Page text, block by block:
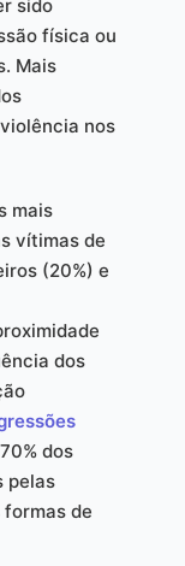
sido
física ou
Mais
nos
mais
vítimas de
(20%) e
dos
dos
pelas
de